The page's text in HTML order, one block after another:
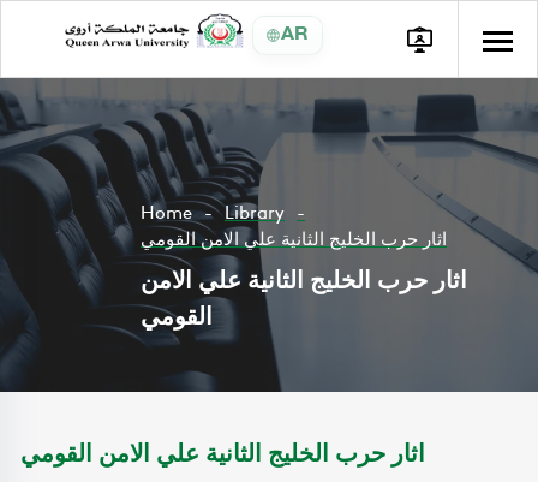
AR
Home
Library
اثار حرب الخليج الثانية علي الامن القومي
اثار حرب الخليج الثانية علي الامن
القومي
اثار حرب الخليج الثانية علي الامن القومي